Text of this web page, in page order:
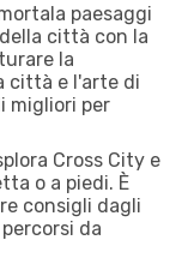
paesaggi
città con la
la
città e l'arte di
migliori per
Cross City e
o a piedi. È
consigli dagli
da